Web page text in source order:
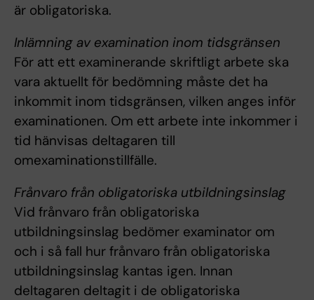
är obligatoriska.
Inlämning av examination inom tidsgränsen
För att ett examinerande skriftligt arbete ska
vara aktuellt för bedömning måste det ha
inkommit inom tidsgränsen, vilken anges inför
examinationen. Om ett arbete inte inkommer i
tid hänvisas deltagaren till
omexaminationstillfälle.
Frånvaro från obligatoriska utbildningsinslag
Vid frånvaro från obligatoriska
utbildningsinslag bedömer examinator om
och i så fall hur frånvaro från obligatoriska
utbildningsinslag kantas igen. Innan
deltagaren deltagit i de obligatoriska